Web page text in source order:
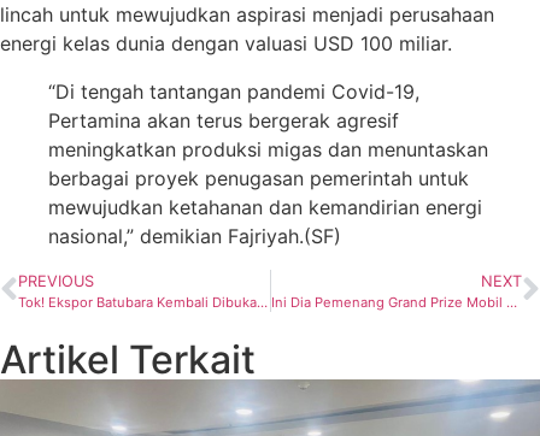
lincah untuk mewujudkan aspirasi menjadi perusahaan
energi kelas dunia dengan valuasi USD 100 miliar.
“Di tengah tantangan pandemi Covid-19,
Pertamina akan terus bergerak agresif
meningkatkan produksi migas dan menuntaskan
berbagai proyek penugasan pemerintah untuk
mewujudkan ketahanan dan kemandirian energi
nasional,” demikian Fajriyah.(SF)
PREVIOUS
Tok! Ekspor Batubara Kembali Dibuka Hanya Untuk Perusahaan Yang sudah Memenuhi DMO 100% atau Lebih
NEXT
Ini Dia Pemenang Grand Prize Mobil Listrik Gelegar Cuan PLN Mobile
Artikel Terkait